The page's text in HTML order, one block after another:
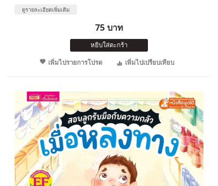
ดูรายละเอียดเพิ่มเติม
75 บาท
หยิบใส่ตะกร้า
เพิ่มไปรายการโปรด
เพิ่มไปเปรียบเทียบ